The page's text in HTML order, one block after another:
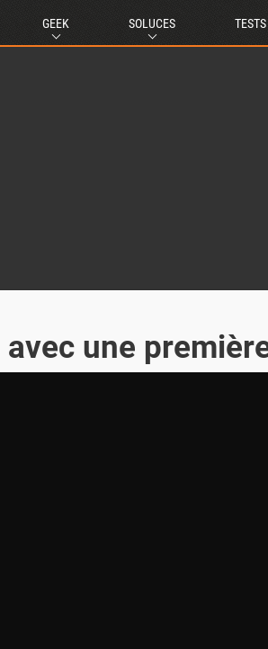
GEEK SOLUCES TESTS
une